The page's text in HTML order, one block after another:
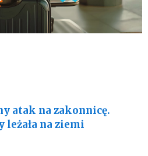
atak na zakonnicę.
leżała na ziemi